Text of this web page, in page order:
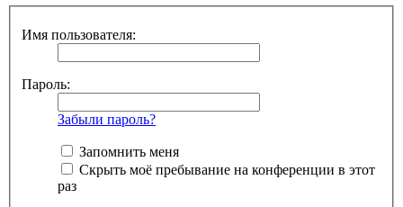
Имя пользователя:
Пароль:
Забыли пароль?
Запомнить меня
Скрыть моё пребывание на конференции в этот
раз